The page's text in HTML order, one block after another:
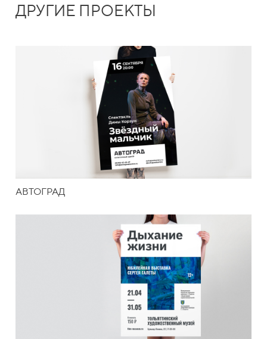
ДРУГИЕ ПРОЕКТЫ
АВТОГРАД